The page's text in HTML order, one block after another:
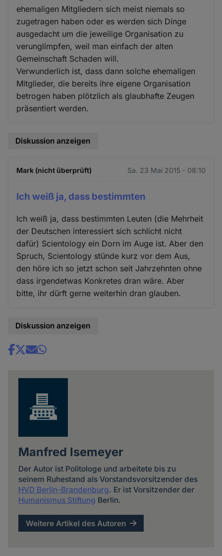
ehemaligen Mitgliedern sich meist niemals so
zugetragen haben oder es werden sich Dinge
ausgedacht um die jeweilige Organisation zu
verunglimpfen, weil man einfach der alten
Gemeinschaft Schaden will.
Verwunderlich ist, dass dann solche ehemaligen
Mitglieder, die bereits ihre eigene Organisation
betrogen haben plötzlich als glaubhafte Zeugen
präsentiert werden.
Diskussion anzeigen
Mark (nicht überprüft) Sa. 23 Mai 2015 - 08:10
Ich weiß ja, dass bestimmten
Ich weiß ja, dass bestimmten Leuten (die Mehrheit
der Deutschen interessiert sich schlicht nicht
dafür) Scientology ein Dorn im Auge ist. Aber den
Spruch, Scientology stünde kurz vor dem Aus,
den höre ich so jetzt schon seit Jahrzehnten ohne
dass irgendetwas Konkretes dran wäre. Aber
bitte, ihr dürft gerne weiterhin dran glauben.
Diskussion anzeigen
Share
Manfred Isemeyer
Der Autor ist Politologe und arbeitete bis zu
seinem Ruhestand als Vorstandsvorsitzender des
HVD Berlin-Brandenburg. Er ist Vorsitzender der
Humanismus Stiftung Berlin.
Weitere Artikel des Autoren